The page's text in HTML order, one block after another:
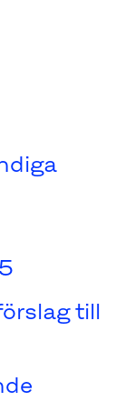
till